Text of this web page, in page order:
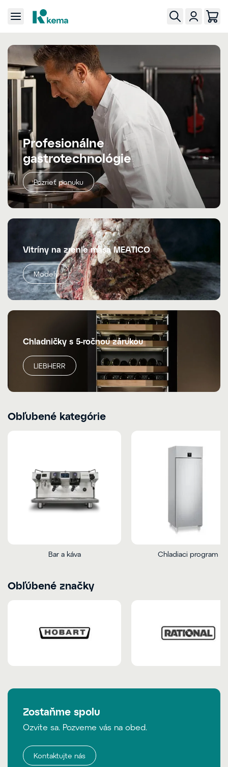
Profesionálne
gastrotechnológie
Pozrieť ponuku
Vitríny na zrenie mäsa MEATICO
Modely
Chladničky s 5-ročnou zárukou
LIEBHERR
Obľubené kategórie
Bar a káva Chladiaci program
Obľúbené značky
Zostaňme spolu
Ozvite sa. Pozveme vás na obed.
Kontaktujte nás